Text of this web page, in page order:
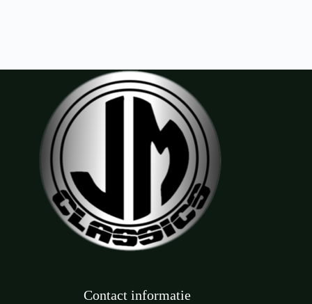
Contact informatie